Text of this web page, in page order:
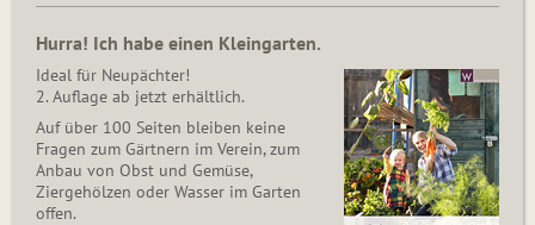
Hurra! Ich habe einen Kleingarten.
Ideal für Neupächter!
2. Auflage ab jetzt erhältlich.
Auf über 100 Seiten bleiben keine
Fragen zum Gärtnern im Verein, zum
Anbau von Obst und Gemüse,
Ziergehölzen oder Wasser im Garten
offen.